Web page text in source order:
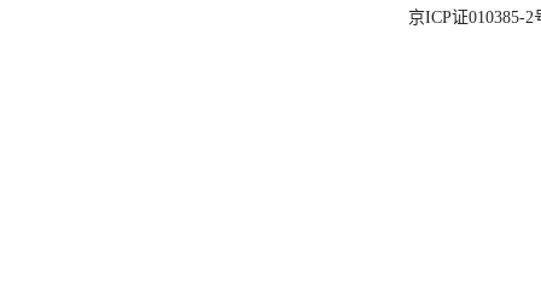
京ICP证010385-2